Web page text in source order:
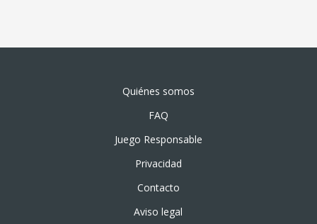
Quiénes somos
FAQ
Juego Responsable
Privacidad
Contacto
Aviso legal